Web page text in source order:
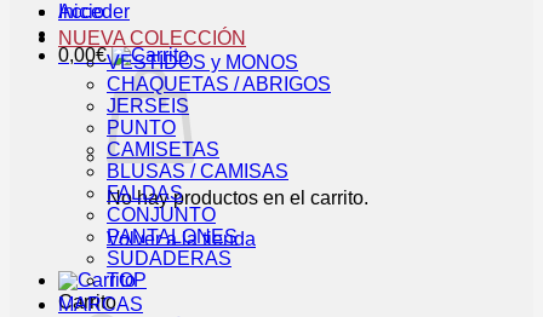
Acceder
0,00€
No hay productos en el carrito.
Volver a la tienda
Carrito
Inicio
NUEVA COLECCIÓN
VESTIDOS y MONOS
CHAQUETAS / ABRIGOS
JERSEIS
PUNTO
CAMISETAS
BLUSAS / CAMISAS
FALDAS
CONJUNTO
PANTALONES
SUDADERAS
TOP
MARCAS